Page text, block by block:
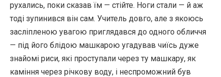
рухались, поки сказав їм — стійте. Ноги стали — й аж
тоді зупинився він сам. Учитель довго, але з якоюсь
засліпленою увагою приглядався до одного обличчя
— під його блідою машкарою угадував чиїсь дуже
знайомі риси, які проступали через ту машкару, як
каміння через річкову воду, і неспроможний був